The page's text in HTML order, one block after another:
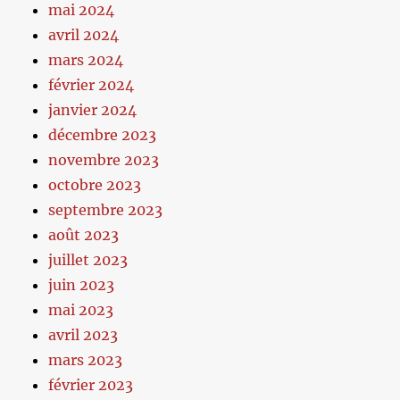
mai 2024
avril 2024
mars 2024
février 2024
janvier 2024
décembre 2023
novembre 2023
octobre 2023
septembre 2023
août 2023
juillet 2023
juin 2023
mai 2023
avril 2023
mars 2023
février 2023